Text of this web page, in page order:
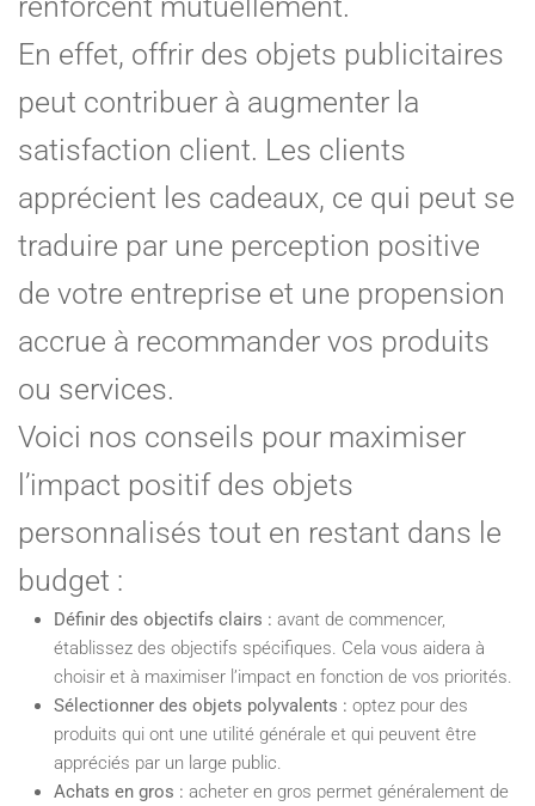
En effet, offrir des objets publicitaires
peut contribuer à augmenter la
satisfaction client. Les clients
apprécient les cadeaux, ce qui peut se
traduire par une perception positive
de votre entreprise et une propension
accrue à recommander vos produits
ou services.
Voici nos conseils pour maximiser
l’impact positif des objets
personnalisés tout en restant dans le
budget :
Définir des objectifs clairs : avant de commencer,
établissez des objectifs spécifiques. Cela vous aidera à
choisir et à maximiser l’impact en fonction de vos priorités.
Sélectionner des objets polyvalents : optez pour des
produits qui ont une utilité générale et qui peuvent être
appréciés par un large public.
Achats en gros : acheter en gros permet généralement de